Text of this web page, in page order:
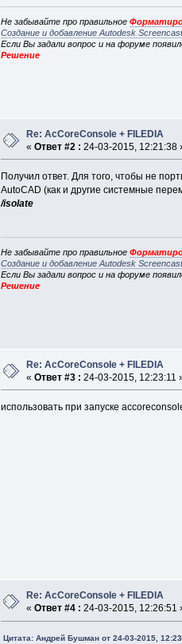
Не забывайте про правильное
Создание и добавление Autodesk
Если Вы задали вопрос и на форуме
Решение
Re: AcCoreConsole + FILEDIA
« Ответ #2 : 24-03-2015, 12:21:38
Получил ответ. Для того, чтобы не
AutoCAD (как и другие системные
/isolate
Не забывайте про правильное
Создание и добавление Autodesk
Если Вы задали вопрос и на форуме
Решение
Re: AcCoreConsole + FILEDIA
« Ответ #3 : 24-03-2015, 12:23:11
использовать при запуске
Re: AcCoreConsole + FILEDIA
« Ответ #4 : 24-03-2015, 12:26:51
Цитата: Андрей Бушман от 24-03-2015,